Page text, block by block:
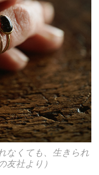
なくても、生きられ
友社より）